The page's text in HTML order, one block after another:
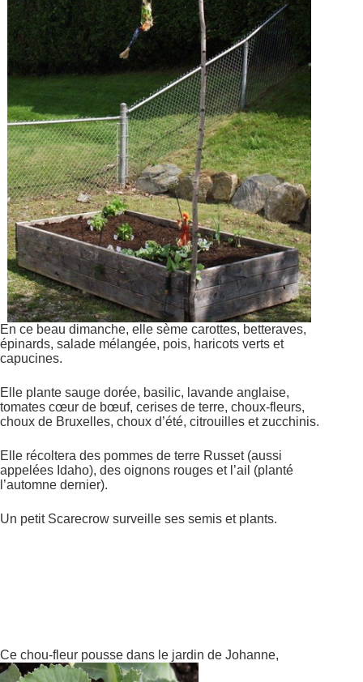
En ce beau dimanche, elle sème carottes, betteraves,
épinards, salade mélangée, pois, haricots verts et
capucines.
Elle plante sauge dorée, basilic, lavande anglaise,
tomates cœur de bœuf, cerises de terre, choux-fleurs,
choux de Bruxelles, choux d’été, citrouilles et zucchinis.
Elle récoltera des pommes de terre Russet (aussi
appelées Idaho), des oignons rouges et l’ail (planté
l’automne dernier).
Un petit Scarecrow surveille ses semis et plants.
Ce chou-fleur pousse dans le jardin de Johanne,